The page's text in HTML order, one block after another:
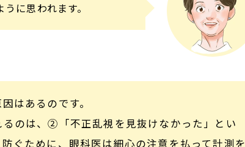
に思われます。
はあるのです。
のは、②「不正乱視を見抜けなかった」とい
ぐために、眼科医は細心の注意を払って計測を